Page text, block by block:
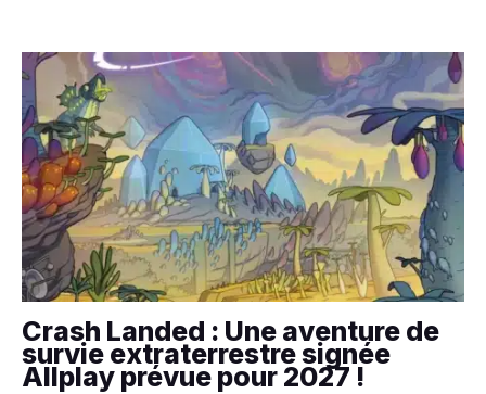
Crash Landed : Une aventure de
survie extraterrestre signée
Allplay prévue pour 2027 !